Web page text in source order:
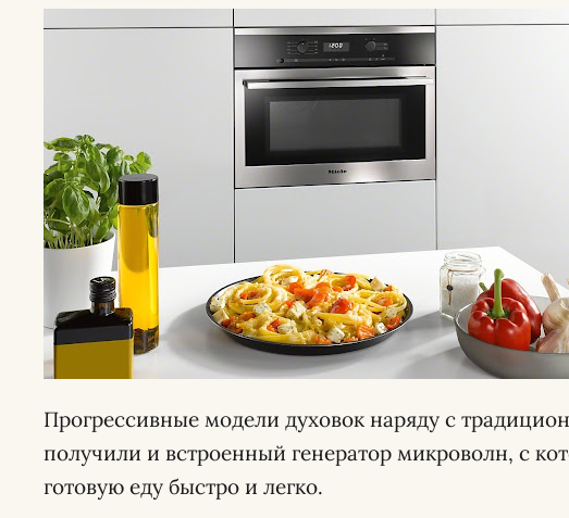
Прогрессивные модели духовок наряду с
получили и встроенный генератор микроволн, с
готовую еду быстро и легко.